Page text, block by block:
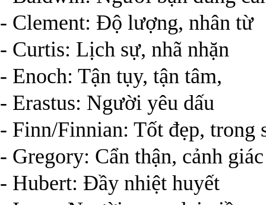
- Clement: Độ lượng, nhân từ
- Curtis: Lịch sự, nhã nhặn
- Enoch: Tận tụy, tận tâm,
- Erastus: Người yêu dấu
- Finn/Finnian: Tốt đẹp, trong
- Gregory: Cẩn thận, cảnh giác
- Hubert: Đầy nhiệt huyết